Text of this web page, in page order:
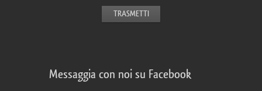
Messaggia con noi su Facebook